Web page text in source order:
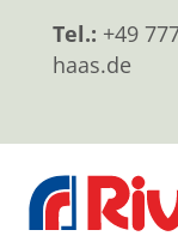
Tel.: +49
haas.de